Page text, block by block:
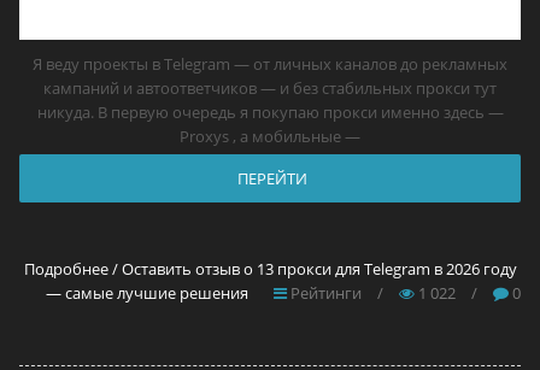
Я веду проекты в Telegram — от личных каналов до рекламных
кампаний и автоответчиков — и без стабильных прокси тут
никуда. В первую очередь я покупаю прокси именно здесь —
Proxys , а мобильные —
ПЕРЕЙТИ
Подробнее / Оставить отзыв о 13 прокси для Telegram в 2026 году
— самые лучшие решения
Рейтинги / 1 022 / 0